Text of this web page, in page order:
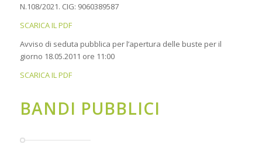
N.108/2021. CIG: 9060389587
SCARICA IL PDF
Avviso di seduta pubblica per l’apertura delle buste per il
giorno 18.05.2011 ore 11:00
SCARICA IL PDF
BANDI PUBBLICI